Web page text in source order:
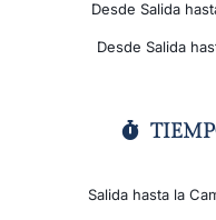
Desde Salida
Desde Salida
Salida hasta la